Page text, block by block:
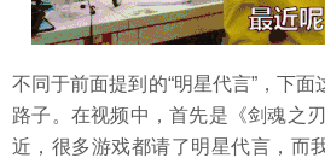
不同于前面提到的“明星代言”，下
路子。在视频中，首先是《剑魂之
近，很多游戏都请了明星代言，而